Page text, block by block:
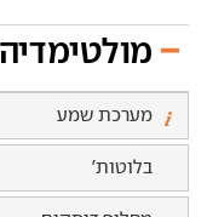
מערכת שמע
בלוטות'